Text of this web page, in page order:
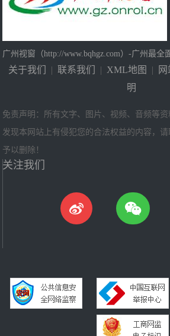
广州视窗（http://www.bqhgz.com）-广州最
关于我们 | 联系我们 | XML地图 |
明
免责声明：所有文字、图片、视频、音频等
发现本网站上有侵犯您的合法权益的内容，
予以删除！
关注我们